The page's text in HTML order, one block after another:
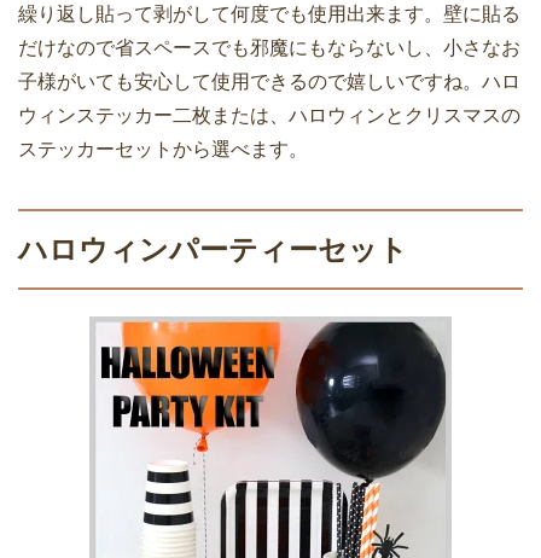
繰り返し貼って剥がして何度でも使用出来ます。壁に貼る
だけなので省スペースでも邪魔にもならないし、小さなお
子様がいても安心して使用できるので嬉しいですね。ハロ
ウィンステッカー二枚または、ハロウィンとクリスマスの
ステッカーセットから選べます。
ハロウィンパーティーセット